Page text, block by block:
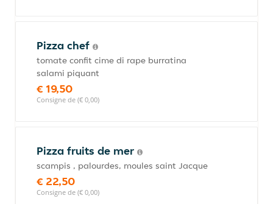
Pizza chef
tomate confit cime di rape burratina
salami piquant
€ 19,50
Consigne de (€ 0,00)
Pizza fruits de mer
scampis , palourdes, moules saint Jacque
€ 22,50
Consigne de (€ 0,00)